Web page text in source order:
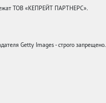
ТОВ «КЕПРЕЙТ ПАРТНЕРС».
Getty Images - строго запрещено.